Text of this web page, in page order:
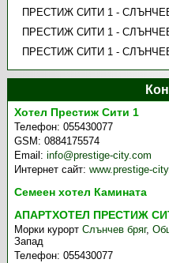
ПРЕСТИЖ СИТИ 1 -
ПРЕСТИЖ СИТИ 1 -
ПРЕСТИЖ СИТИ 1 -
Хотел Престиж Сити 1
Телефон:055430077
GSM:0884175574
Email:info@prestige-city.com
Интернет сайт:www.prestige-
Семеен хотел Камината
АПАРТХОТЕЛ ПРЕСТИЖ
Морки курортСлънчев бряг,
Запад
Телефон:055430077